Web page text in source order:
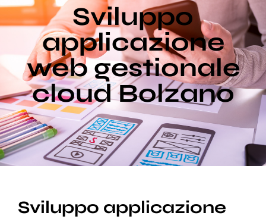
Chi Siamo
Portfolio
Blog
Supporto
Sviluppo
applicazione
web gestionale
cloud Bolzano
Sviluppo applicazione